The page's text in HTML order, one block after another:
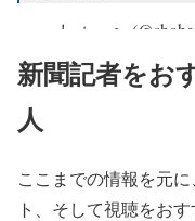
— しょーへ
新聞記者をお
人
ここまでの情報を元
ト、そして視聴をお